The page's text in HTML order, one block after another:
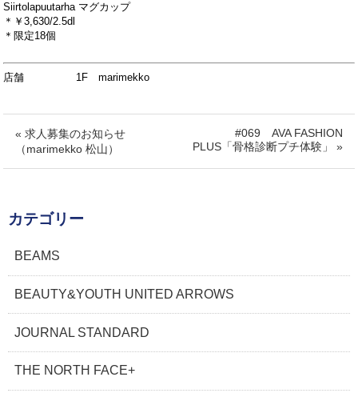
Siirtolapuutarha マグカップ
＊￥3,630/2.5dl
＊限定18個
店舗 1F marimekko
« 求人募集のお知らせ
（marimekko 松山）
#069 AVA FASHION
PLUS「骨格診断プチ体験」 »
カテゴリー
BEAMS
BEAUTY&YOUTH UNITED ARROWS
JOURNAL STANDARD
THE NORTH FACE+